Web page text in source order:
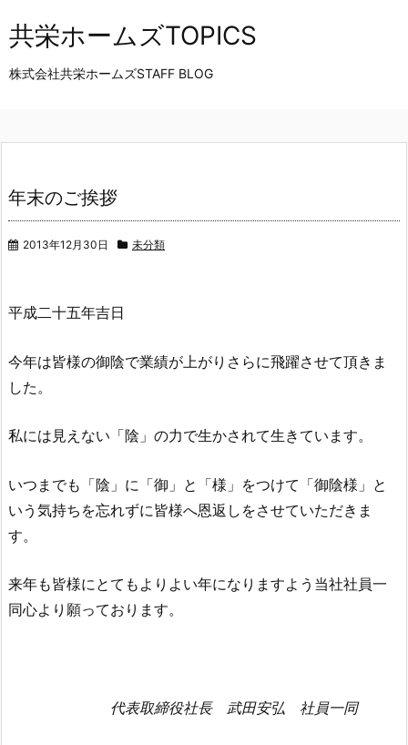
共栄ホームズTOPICS
株式会社共栄ホームズSTAFF BLOG
年末のご挨拶
2013年12月30日 未分類
平成二十五年吉日
今年は皆様の御陰で業績が上がりさらに飛躍させて頂きま
した。
私には見えない「陰」の力で生かされて生きています。
いつまでも「陰」に「御」と「様」をつけて「御陰様」と
いう気持ちを忘れずに皆様へ恩返しをさせていただきま
す。
来年も皆様にとてもよりよい年になりますよう当社社員一
同心より願っております。
代表取締役社長 武田安弘 社員一同